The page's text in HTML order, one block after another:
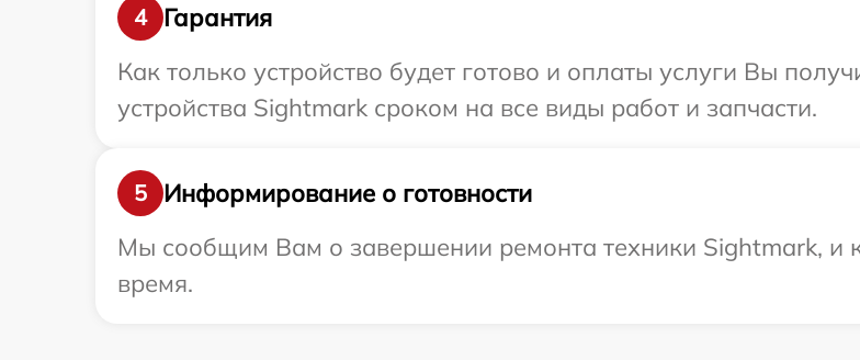
4
Гарантия
Как только устройство будет готово и оплаты услуги Вы
устройства Sightmark сроком на все виды работ и запчасти.
5
Информирование о готовности
Мы сообщим Вам о завершении ремонта техники Sightmark, и
время.